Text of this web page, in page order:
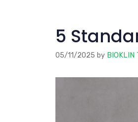
5
05/11/2025 by BIOKLIN